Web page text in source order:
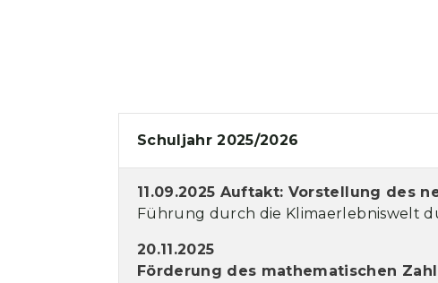
Schuljahr 2025/2026
11.09.2025 Auftakt: Vorstellung des
Führung durch die Klimaerlebniswelt
20.11.2025
Förderung des mathematischen